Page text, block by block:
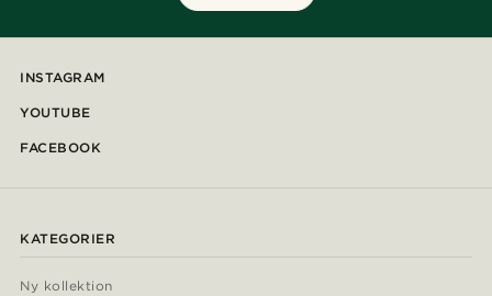
INSTAGRAM
YOUTUBE
FACEBOOK
KATEGORIER
Ny kollektion